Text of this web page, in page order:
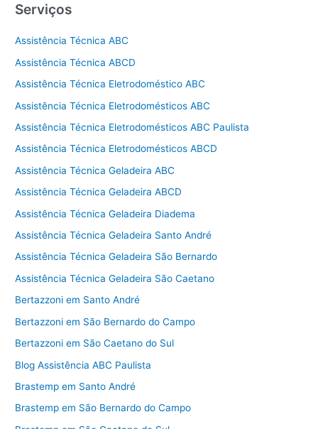
Serviços
Assistência Técnica ABC
Assistência Técnica ABCD
Assistência Técnica Eletrodoméstico ABC
Assistência Técnica Eletrodomésticos ABC
Assistência Técnica Eletrodomésticos ABC Paulista
Assistência Técnica Eletrodomésticos ABCD
Assistência Técnica Geladeira ABC
Assistência Técnica Geladeira ABCD
Assistência Técnica Geladeira Diadema
Assistência Técnica Geladeira Santo André
Assistência Técnica Geladeira São Bernardo
Assistência Técnica Geladeira São Caetano
Bertazzoni em Santo André
Bertazzoni em São Bernardo do Campo
Bertazzoni em São Caetano do Sul
Blog Assistência ABC Paulista
Brastemp em Santo André
Brastemp em São Bernardo do Campo